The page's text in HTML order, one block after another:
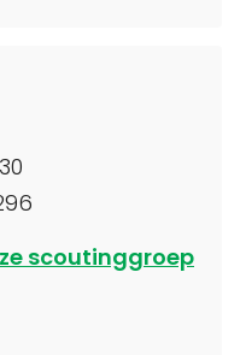
scoutinggroep